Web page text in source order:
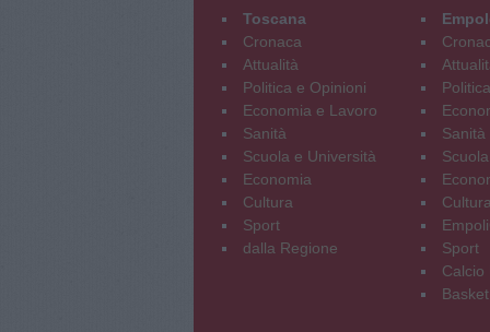
Toscana
Cronaca
Attualità
Politica e Opinioni
Economia e Lavoro
Sanità
Scuola e Università
Economia
Cultura
Sport
dalla Regione
Sanità
Cultura
Sport
Calcio
Basket